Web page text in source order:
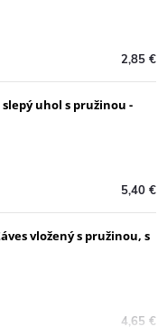
2,85 €
slepý uhol s pružinou -
5,40 €
vložený s pružinou, s
4,65 €